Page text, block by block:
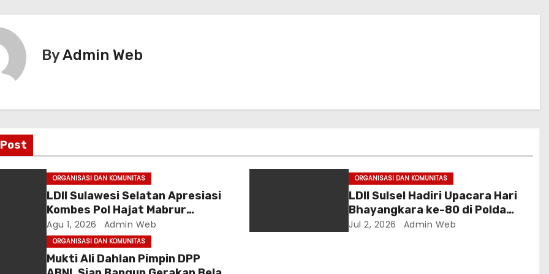
ByAdmin Web
ORGANISASI DAN KOMUNITAS
LDII Sulawesi Selatan Apresiasi
Kombes Pol Hajat Mabrur
Bujangga, Sambut Dirintelkam
Baru Kombes Pol Dulfi Muis
Agu 1, 2026 Admin Web
ORGANISASI DAN KOMUNITAS
LDII Sulsel Hadiri Upacara Hari
Bhayangkara ke-80 di Polda
Sulsel, Tegaskan Komitmen
Jul 2, 2026 Admin Web
ORGANISASI DAN KOMUNITAS
Mukti Ali Dahlan Pimpin DPP